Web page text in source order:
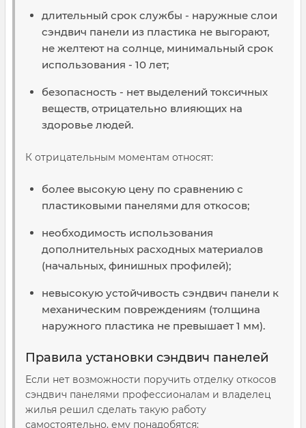
длительный срок службы - наружные слои
сэндвич панели из пластика не выгорают,
не желтеют на солнце, минимальный срок
использования - 10 лет;
безопасность - нет выделений токсичных
веществ, отрицательно влияющих на
здоровье людей.
К отрицательным моментам относят:
более высокую цену по сравнению с
пластиковыми панелями для откосов;
необходимость использования
дополнительных расходных материалов
(начальных, финишных профилей);
невысокую устойчивость сэндвич панели к
механическим повреждениям (толщина
наружного пластика не превышает 1 мм).
Правила установки сэндвич панелей
Если нет возможности поручить отделку откосов
сэндвич панелями профессионалам и владелец
жилья решил сделать такую работу
самостоятельно, ему понадобятся: